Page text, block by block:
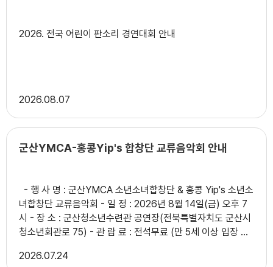
2026. 전국 어린이 판소리 경연대회 안내
2026 08.07
군산YMCA-홍콩Yip's 합창단 교류음악회 안내
- 행 사 명 : 군산YMCA 소년소녀합창단 & 홍콩 Yip's 소년소
녀합창단 교류음악회 - 일 정 : 2026년 8월 14일(금) 오후 7
시 - 장 소 : 군산청소년수련관 공연장(전북특별자치도 군산시
청소년회관로 75) - 관 람 료 : 전석무료 (만 5세 이상 입장 가
MUSICASTORY (문의 063-446-4122, 010-7941-
2026 07.24